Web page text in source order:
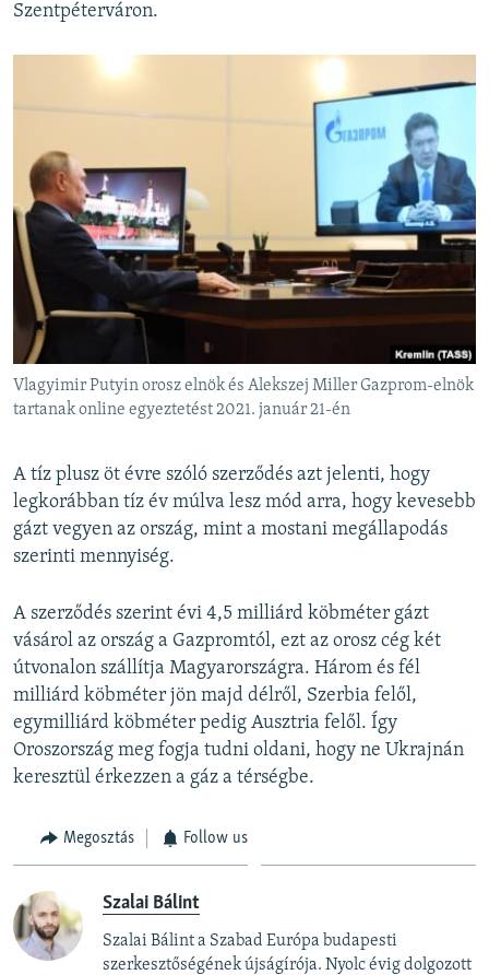
Szentpéterváron.
Vlagyimir Putyin orosz elnök és Alekszej Miller Gazprom-elnök
tartanak online egyeztetést 2021. január 21-én
A tíz plusz öt évre szóló szerződés azt jelenti, hogy
legkorábban tíz év múlva lesz mód arra, hogy kevesebb
gázt vegyen az ország, mint a mostani megállapodás
szerinti mennyiség.
A szerződés szerint évi 4,5 milliárd köbméter gázt
vásárol az ország a Gazpromtól, ezt az orosz cég két
útvonalon szállítja Magyarországra. Három és fél
milliárd köbméter jön majd délről, Szerbia felől,
egymilliárd köbméter pedig Ausztria felől. Így
Oroszország meg fogja tudni oldani, hogy ne Ukrajnán
keresztül érkezzen a gáz a térségbe.
Megosztás Follow us
Szalai Bálint
Szalai Bálint a Szabad Európa budapesti
szerkesztőségének újságírója. Nyolc évig dolgozott